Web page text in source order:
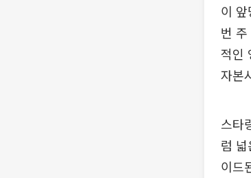
이
번
적인
자본
스타
럼
이드